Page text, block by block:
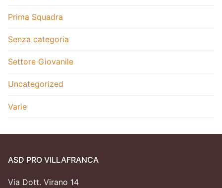
Prima Squadra
Senza categoria
Settore Giovanile
Uncategorized
Varie
ASD PRO VILLAFRANCA
Via Dott. Virano 14